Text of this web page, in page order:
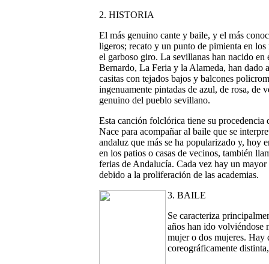
2. HISTORIA
El más genuino cante y baile, y el más
ligeros; recato y un punto de pimienta en
el garboso giro. La sevillanas han nacido
Bernardo, La Feria y la Alameda, han dado
casitas con tejados bajos y balcones
ingenuamente pintadas de azul, de rosa, de
genuino del pueblo sevillano.
Esta canción folclórica tiene su procedencia
Nace para acompañar al baile que se
andaluz que más se ha popularizado y, hoy
en los patios o casas de vecinos, también
ferias de Andalucía. Cada vez hay un
debido a la proliferación de las academias.
3. BAILE
Se caracteriza
años han ido volviéndose
mujer o dos mujeres. Hay
coreográficamente